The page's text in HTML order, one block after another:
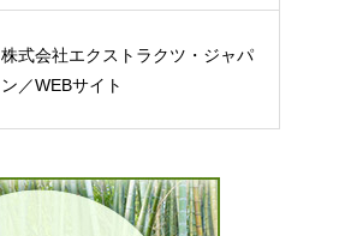
株式会社エクストラクツ・ジャパ
ン／WEBサイト